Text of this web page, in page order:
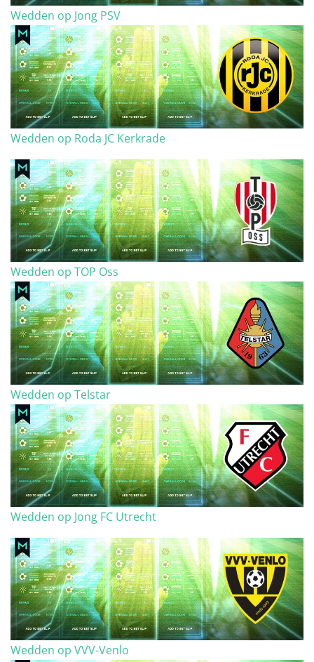
Wedden op Jong PSV
Wedden op Roda JC Kerkrade
Wedden op TOP Oss
Wedden op Telstar
Wedden op Jong FC Utrecht
Wedden op VVV-Venlo